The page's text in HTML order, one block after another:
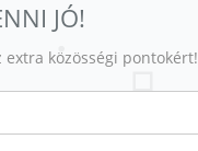
JÓ!
extra közösségi pontokért!